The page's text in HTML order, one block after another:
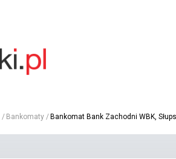
Bankomaty Bankomat Bank Zachodni WBK,